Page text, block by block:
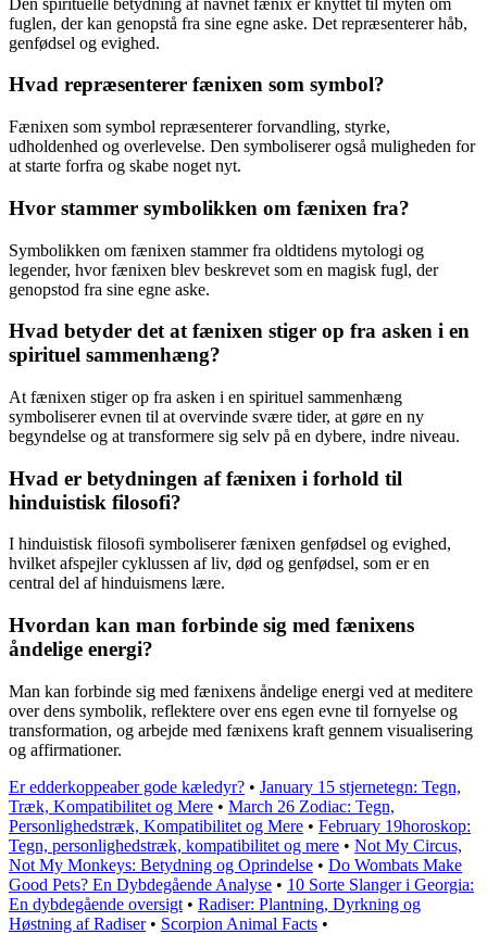
fuglen, der kan genopstå fra sine egne aske. Det repræsenterer håb,
genfødsel og evighed.
Hvad repræsenterer fænixen som symbol?
Fænixen som symbol repræsenterer forvandling, styrke,
udholdenhed og overlevelse. Den symboliserer også muligheden for
at starte forfra og skabe noget nyt.
Hvor stammer symbolikken om fænixen fra?
Symbolikken om fænixen stammer fra oldtidens mytologi og
legender, hvor fænixen blev beskrevet som en magisk fugl, der
genopstod fra sine egne aske.
Hvad betyder det at fænixen stiger op fra asken i en
spirituel sammenhæng?
At fænixen stiger op fra asken i en spirituel sammenhæng
symboliserer evnen til at overvinde svære tider, at gøre en ny
begyndelse og at transformere sig selv på en dybere, indre niveau.
Hvad er betydningen af fænixen i forhold til
hinduistisk filosofi?
I hinduistisk filosofi symboliserer fænixen genfødsel og evighed,
hvilket afspejler cyklussen af liv, død og genfødsel, som er en
central del af hinduismens lære.
Hvordan kan man forbinde sig med fænixens
åndelige energi?
Man kan forbinde sig med fænixens åndelige energi ved at meditere
over dens symbolik, reflektere over ens egen evne til fornyelse og
transformation, og arbejde med fænixens kraft gennem visualisering
og affirmationer.
Er edderkoppeaber gode kæledyr? • January 15 stjernetegn: Tegn,
Træk, Kompatibilitet og Mere • March 26 Zodiac: Tegn,
Personlighedstræk, Kompatibilitet og Mere • February 19horoskop:
Tegn, personlighedstræk, kompatibilitet og mere • Not My Circus,
Not My Monkeys: Betydning og Oprindelse • Do Wombats Make
Good Pets? En Dybdegående Analyse • 10 Sorte Slanger i Georgia:
En dybdegående oversigt • Radiser: Plantning, Dyrkning og
Høstning af Radiser• Scorpion Animal Facts •